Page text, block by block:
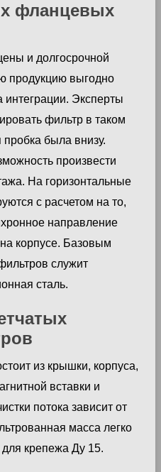
фланцевых
и долгосрочной
продукцию выгодно
интеграции. Эксперты
фильтр в таком
была внизу.
произвести
На горизонтальные
с расчетом на то,
направление
корпусе. Базовым
служит
сталь.
из крышки, корпуса,
вставки и
потока зависит от
масса легко
для крепежа Ду 15.